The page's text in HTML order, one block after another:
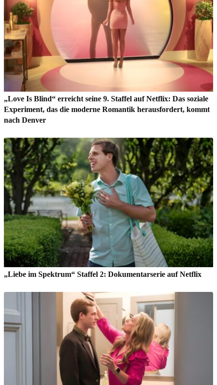
„Love Is Blind“ erreicht seine 9. Staffel auf Netflix: Das soziale
Experiment, das die moderne Romantik herausfordert, kommt
nach Denver
„Liebe im Spektrum“ Staffel 2: Dokumentarserie auf Netflix